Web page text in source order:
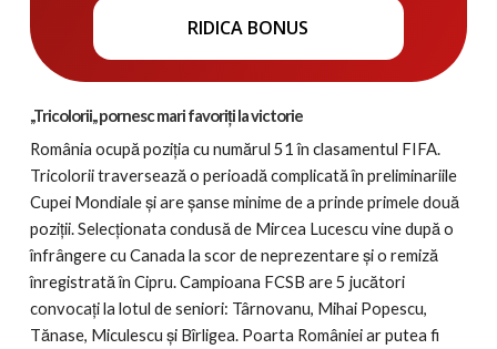
RIDICA BONUS
,,Tricolorii,, pornesc mari favoriți la victorie
România ocupă poziția cu numărul 51 în clasamentul FIFA.
Tricolorii traversează o perioadă complicată în preliminariile
Cupei Mondiale și are șanse minime de a prinde primele două
poziții. Selecționata condusă de Mircea Lucescu vine după o
înfrângere cu Canada la scor de neprezentare și o remiză
înregistrată în Cipru. Campioana FCSB are 5 jucători
convocați la lotul de seniori: Târnovanu, Mihai Popescu,
Tănase, Miculescu și Bîrligea. Poarta României ar putea fi